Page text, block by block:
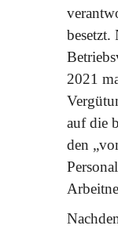
besetzt.
2021
auf die
den